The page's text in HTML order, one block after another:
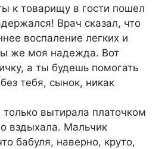
к товарищу в гости пошел
Врач сказал, что
воспаление легких и
же моя надежда. Вот
а ты будешь помогать
тебя, сынок, никак
вытирала платочком
вздыхала. Мальчик
бабуля, наверно, круто,